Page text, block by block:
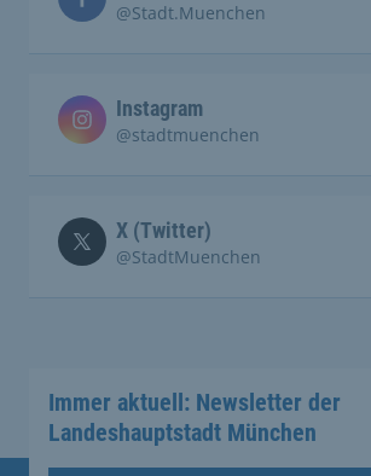
@Stadt.Muenchen
Instagram
@stadtmuenchen
X (Twitter)
@StadtMuenchen
Immer aktuell: Newsletter der
Landeshauptstadt München